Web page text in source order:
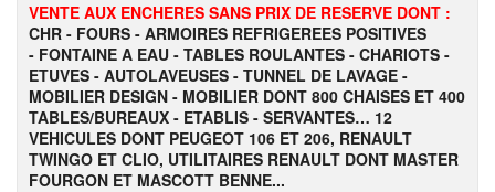
VENTE AUX ENCHERES SANS PRIX DE RESERVE DONT :
CHR - FOURS - ARMOIRES REFRIGEREES POSITIVES
- FONTAINE A EAU - TABLES ROULANTES - CHARIOTS -
ETUVES - AUTOLAVEUSES - TUNNEL DE LAVAGE -
MOBILIER DESIGN - MOBILIER DONT 800 CHAISES ET 400
TABLES/BUREAUX - ETABLIS - SERVANTES… 12
VEHICULES DONT PEUGEOT 106 ET 206, RENAULT
TWINGO ET CLIO, UTILITAIRES RENAULT DONT MASTER
FOURGON ET MASCOTT BENNE...